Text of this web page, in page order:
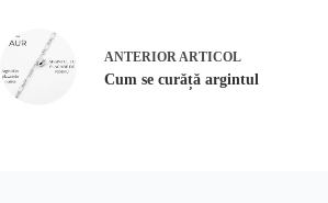
ANTERIOR ARTICOL
Cum se curăță argintul